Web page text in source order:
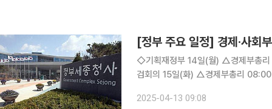
[정부 주요 일정] 경제·사
◇기획재정부 14일(월) △경제부총리 10:00 국무회의(서울청사) △제10회 공공기관 투자집행점
검회의 15일(화) △경제부총리 08:00 경제관계장관회의 겸 산업경쟁력강화 관계장관회의(서울청
(석간) △수출기업 인증애로 해소
2025-04-13 09:08